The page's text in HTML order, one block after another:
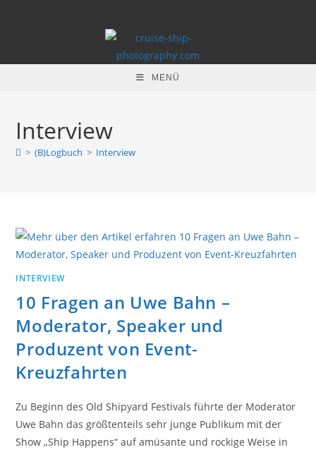
MENÜ
Interview
> (B)Logbuch > Interview
INTERVIEW
10 Fragen an Uwe Bahn –
Moderator, Speaker und
Produzent von Event-
Kreuzfahrten
Zu Beginn des Old Shipyard Festivals führte der Moderator
Uwe Bahn das größtenteils sehr junge Publikum mit der
Show „Ship Happens“ auf amüsante und rockige Weise in